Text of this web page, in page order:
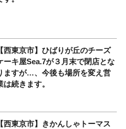
【西東京市】ひばりが丘のチーズ
ーキ屋Sea.7が３月末で閉店とな
ますが…、今後も場所を変え営
は続きます。
【西東京市】きかんしゃトーマス